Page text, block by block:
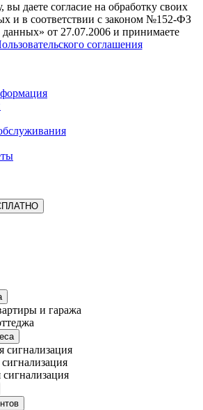
даете согласие на обработку своих
и в соответствии с законом №152-ФЗ
от 27.07.2006 и принимаете
соглашения
и гаража
сигнализация